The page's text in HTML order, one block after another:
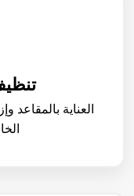
العناية بالمقاعد